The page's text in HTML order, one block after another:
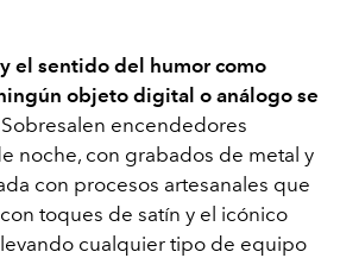
el sentido del humor como
objeto digital o análogo se
Sobresalen encendedores
noche, con grabados de metal y
con procesos artesanales que
toques de satín y el icónico
cualquier tipo de equipo